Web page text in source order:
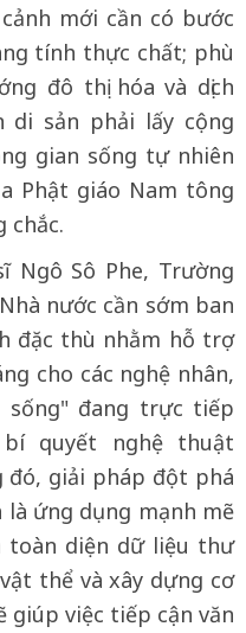
mới cần có bước
tính thực chất; phù
đô thị hóa và dịch
di sản phải lấy cộng
gian sống tự nhiên
Phật giáo Nam tông
chắc.
Ngô Sô Phe, Trường
nước cần sớm ban
đặc thù nhằm hỗ trợ
cho các nghệ nhân,
sống" đang trực tiếp
quyết nghệ thuật
đó, giải pháp đột phá
ứng dụng mạnh mẽ
toàn diện dữ liệu thư
thể và xây dựng cơ
giúp việc tiếp cận văn